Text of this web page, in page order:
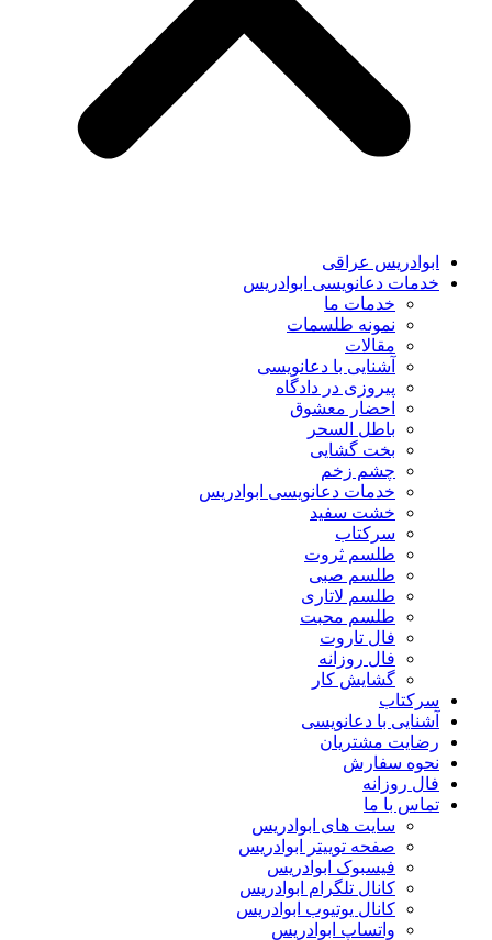
ابوادریس عراقی
خدمات دعانویسی ابوادریس
خدمات ما
نمونه طلسمات
مقالات
آشنایی با دعانویسی
پیروزی در دادگاه
احضار معشوق
باطل السحر
بخت گشایی
چشم زخم
خدمات دعانویسی ابوادریس
خشت سفید
سرکتاب
طلسم ثروت
طلسم صبی
طلسم لاتاری
طلسم محبت
فال تاروت
فال روزانه
گشایش کار
سرکتاب
آشنایی با دعانویسی
رضایت مشتریان
نحوه سفارش
فال روزانه
تماس با ما
سایت های ابوادریس
صفحه توییتر ابوادریس
فیسبوک ابوادریس
کانال تلگرام ابوادریس
کانال یوتیوب ابوادریس
واتساپ ابوادریس